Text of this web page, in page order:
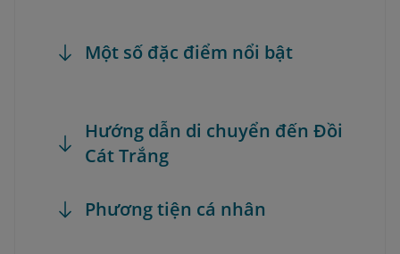
Một số đặc điểm nổi bật
Hướng dẫn di chuyển đến Đồi
Cát Trắng
Phương tiện cá nhân